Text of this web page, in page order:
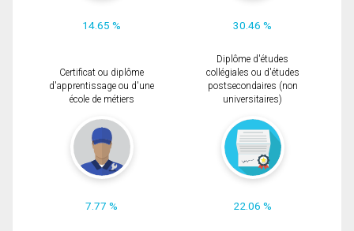
14.65 % 30.46 %
Certificat ou diplôme
d'apprentissage ou d'une
école de métiers
7.77 %
Diplôme d'études
collégiales ou d'études
postsecondaires (non
universitaires)
22.06 %